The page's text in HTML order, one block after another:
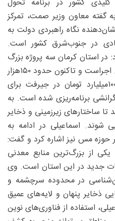
کشور در برنامه تحول
معاون وزیر صمت، تمرکز
نگاه راهبردی دولت به
در جنوب‌شرق کشور است.
استان کرمان سه پروژه بزرگ
در حوزه‌ ژئوفیزیک هوایی در حال اجراست و تاکنون حدود ۱۵۰هزار
پرواز خطی با اعتبار حداقلی ۱۰۰۰میلیارد تومان در جیرفت برای
برنامه‌ریزی شده است. به
ساختارهای زیرزمینی و ذخایر
شوند. اسماعیلی در ادامه به
حوزه مس نیز اشاره کرد و گفت:
از بزرگ‌ترین منابع معدنی
جدید در این استان است. وی
در محدوده‌ سرچشمه و
ذخایر پنهان و لایه‌های عمیق
استفاده از فناوری‌های نوین